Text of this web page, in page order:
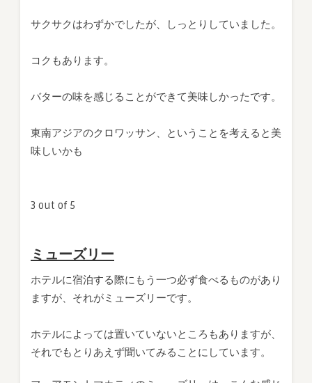
サクサクはわずかでしたが、しっとりしていました。
コクもあります。
バターの味を感じることができて美味しかったです。
東南アジアのクロワッサン、ということを考えると美
味しいかも
3 out of 5
ミューズリー
ホテルに宿泊する際にもう一つ必ず食べるものがあり
ますが、それがミューズリーです。
ホテルによっては置いていないところもありますが、
それでもとりあえず聞いてみることにしています。